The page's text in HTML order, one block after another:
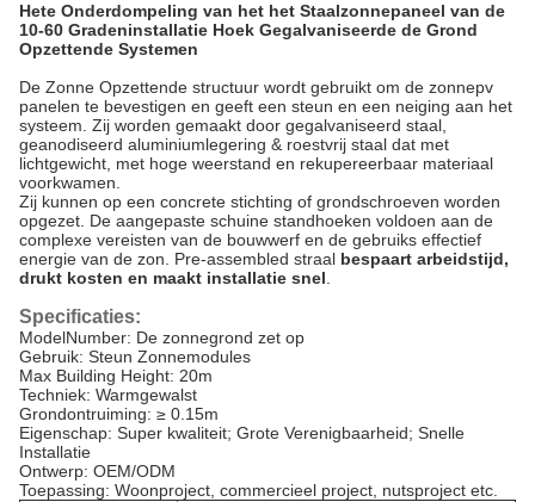
Hete Onderdompeling van het het Staalzonnepaneel van de
10-60 Gradeninstallatie Hoek Gegalvaniseerde de Grond
Opzettende Systemen
De Zonne Opzettende structuur wordt gebruikt om de zonnepv
panelen te bevestigen en geeft een steun en een neiging aan het
systeem. Zij worden gemaakt door gegalvaniseerd staal,
geanodiseerd aluminiumlegering & roestvrij staal dat met
lichtgewicht, met hoge weerstand en rekupereerbaar materiaal
voorkwamen.
Zij kunnen op een concrete stichting of grondschroeven worden
opgezet. De aangepaste schuine standhoeken voldoen aan de
complexe vereisten van de bouwwerf en de gebruiks effectief
energie van de zon. Pre-assembled straal bespaart arbeidstijd,
drukt kosten en maakt installatie snel
Specificaties:
ModelNumber: De zonnegrond zet op
Gebruik: Steun Zonnemodules
Max Building Height: 20m
Techniek: Warmgewalst
Grondontruiming: ≥ 0.15m
Eigenschap: Super kwaliteit; Grote Verenigbaarheid; Snelle
Installatie
Ontwerp: OEM/ODM
Toepassing: Woonproject, commercieel project, nutsproject etc.